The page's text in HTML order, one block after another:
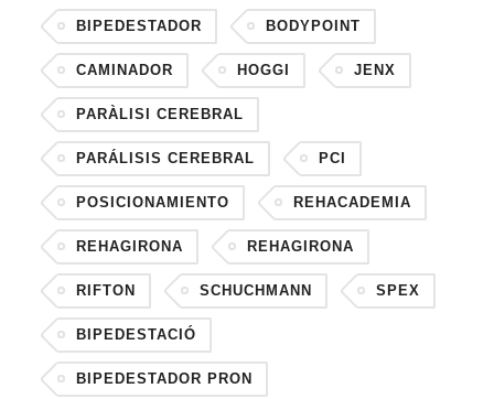
BIPEDESTADOR BODYPOINT
CAMINADOR HOGGI JENX
PARÀLISI CEREBRAL
PARÁLISIS CEREBRAL PCI
POSICIONAMIENTO REHACADEMIA
REHAGIRONA REHAGIRONA
RIFTON SCHUCHMANN SPEX
BIPEDESTACIÓ
BIPEDESTADOR PRON